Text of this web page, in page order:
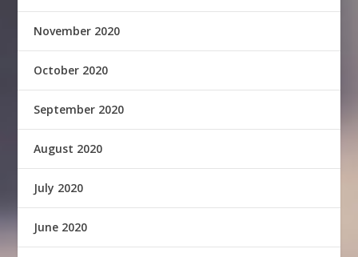
November 2020
October 2020
September 2020
August 2020
July 2020
June 2020